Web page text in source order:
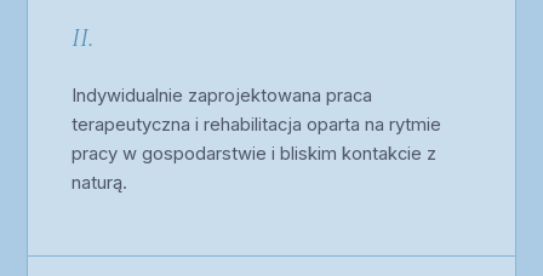
II.
Indywidualnie zaprojektowana praca
terapeutyczna i rehabilitacja oparta na rytmie
pracy w gospodarstwie i bliskim kontakcie z
naturą.